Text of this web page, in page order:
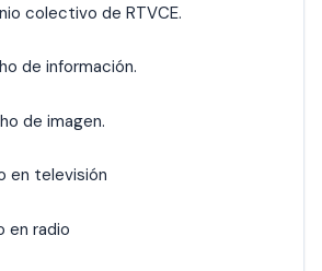
colectivo de RTVCE.
de información.
de imagen.
en televisión
en radio